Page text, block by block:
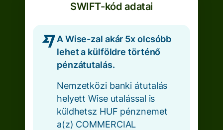
SWIFT-kód adatai
A Wise-zal akár 5x olcsóbb
lehet a külföldre történő
pénzátutalás.
Nemzetközi banki átutalás
helyett Wise utalással is
küldhetsz HUF pénznemet
a(z) COMMERCIAL